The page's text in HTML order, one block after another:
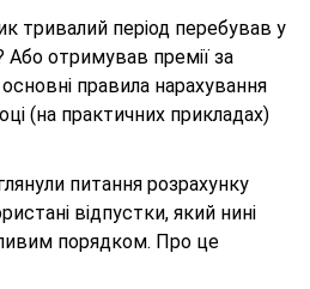
тривалий період перебував у
Або отримував премії за
правила нарахування
(на практичних прикладах)
питання розрахунку
відпустки, який нині
порядком. Про це